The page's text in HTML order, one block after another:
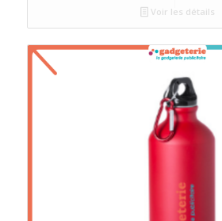
Voir les détails